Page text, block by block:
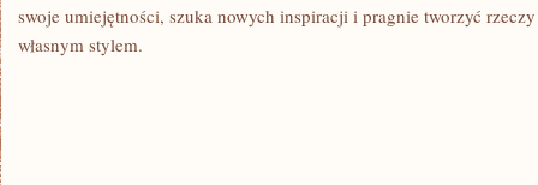
swoje umiejętności, szuka nowych inspiracji i pragnie tworzyć
własnym stylem.